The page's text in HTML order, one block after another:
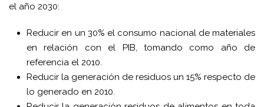
el año 2030:
Reducir en un 30% el consumo nacional de materiales
en relación con el PIB, tomando como año de
referencia el 2010.
Reducir la generación de residuos un 15% respecto de
lo generado en 2010.